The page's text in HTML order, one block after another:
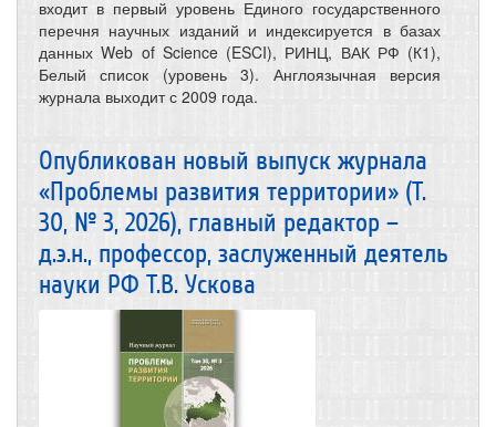
входит в первый уровень Единого государственного
перечня научных изданий и индексируется в базах
данных Web of Science (ESCI), РИНЦ, ВАК РФ (К1),
Белый список (уровень 3). Англоязычная версия
журнала выходит с 2009 года.
Опубликован новый выпуск журнала
«Проблемы развития территории» (Т.
30, № 3, 2026), главный редактор –
д.э.н., профессор, заслуженный деятель
науки РФ Т.В. Ускова